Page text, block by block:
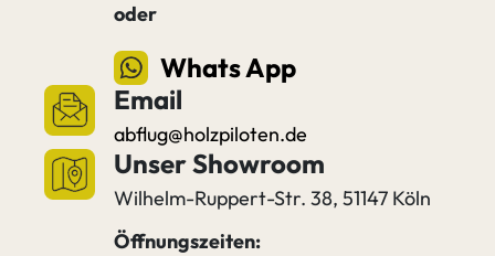
oder
Whats App
Email
abflug@holzpiloten.de
Unser Showroom
Wilhelm-Ruppert-Str. 38, 51147 Köln
Öffnungszeiten: